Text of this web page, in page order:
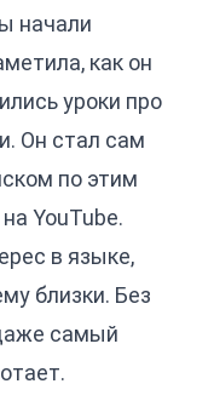
начали
как он
уроки про
Он стал сам
по этим
YouTube.
в языке,
близки. Без
самый